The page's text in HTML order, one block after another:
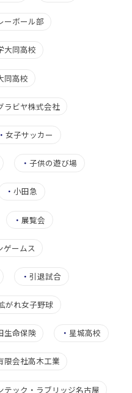
ーボール部
大同高校
同高校
ラビヤ株式会社
・女子サッカー
・子供の遊び場
・小田急
・ 展覧会
ゲームス
・引退試合
がれ女子野球
生命保険 ・ 星城高校
限会社高木工業
テック・ラブリッジ名古屋